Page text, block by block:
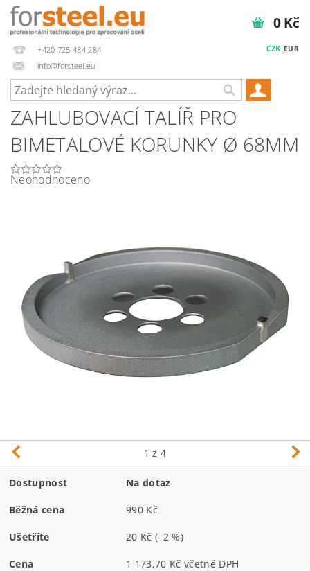
+420 725 484 284
info@forsteel.eu
CZK EUR
0 Kč
ZAHLUBOVACÍ TALÍŘ PRO
BIMETALOVÉ KORUNKY Ø 68MM
Neohodnoceno
1 z 4
Dostupnost Na dotaz
Běžná cena 990 Kč
Ušetříte 20 Kč(–2 %)
Cena 1 173,70 Kč včetně DPH